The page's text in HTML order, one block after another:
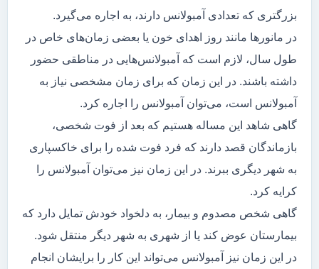
بزرگتری که تعدادی آمبولانس دارند، به اجاره می‌گیرد.
در مانور‌ها مانند روز اهدای خون یا بعضی زمان‌های خاص در
طول سال، لازم است که آمبولانس‌هایی در مناطقی حضور
داشته باشند. در این زمان که برای زمان مشخصی نیاز به
آمبولانس است، می‌توان آمبولانس را اجاره کرد.
گاهی شاهد این مساله هستیم که بعد از فوت شخصی،
بازماندگان قصد دارند که فرد فوت شده را برای خاکسپاری
به شهر دیگری ببرند. در این زمان نیز می‌توان آمبولانس را
کرایه کرد.
گاهی شخص مصدوم و بیمار، به دلخواد خودش تمایل دارد که
بیمارستان عوض کند یا از شهری به شهر دیگر منتقل شود.
در این زمان نیز آمبولانس می‌تواند این کار را برایشان انجام